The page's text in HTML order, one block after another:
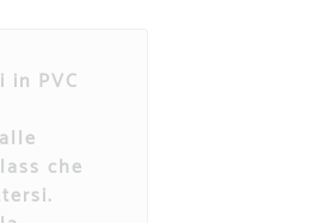
in PVC
che